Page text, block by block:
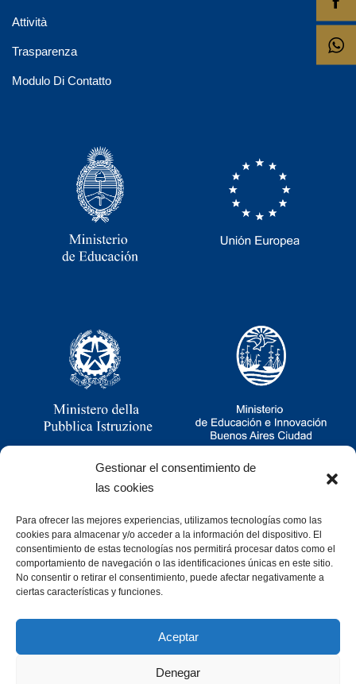
Gestionar el consentimiento de
las cookies
Para ofrecer las mejores experiencias, utilizamos tecnologías como las
cookies para almacenar y/o acceder a la información del dispositivo. El
consentimiento de estas tecnologías nos permitirá procesar datos como el
comportamiento de navegación o las identificaciones únicas en este sitio.
No consentir o retirar el consentimiento, puede afectar negativamente a
ciertas características y funciones.
Aceptar
Denegar
Attività
Trasparenza
Modulo Di Contatto
Ramsay 2251, CABA, Argentina
011 4781-0060
consultas@cristoforocolombo.org.ar